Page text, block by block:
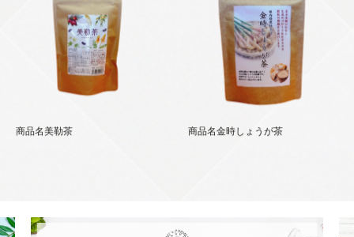
商品名美勒茶 商品名金時しょうが茶